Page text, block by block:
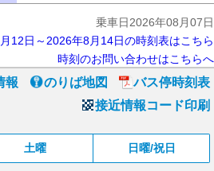
乗車日2026年08月07日
12日～2026年8月14日の時刻表はこちら
時刻のお問い合わせはこちらへ
報 のりば地図
バス停時刻表
接近情報コード印刷
土曜 日曜/祝日